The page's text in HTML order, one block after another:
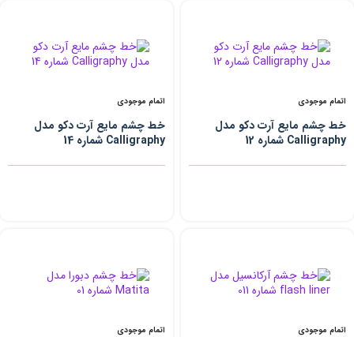
اتمام موجودی
خط چشم مایع آرت دکو مدل
Calligraphy شماره 12
اتمام موجودی
خط چشم مایع آرت دکو مدل
Calligraphy شماره 14
اتمام موجودی اتمام موجودی